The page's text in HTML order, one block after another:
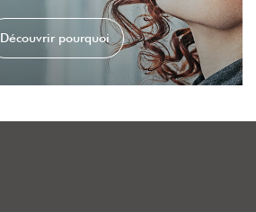
Découvrir pourquoi